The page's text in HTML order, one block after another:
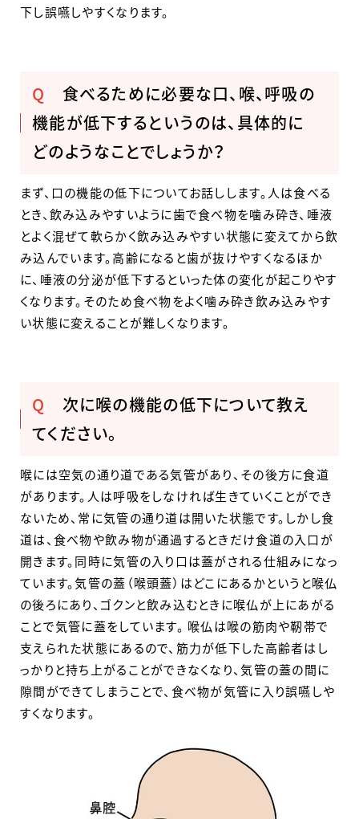
下し誤嚥しやすくなります。
Q 食べるために必要な口、喉、呼吸の
機能が低下するというのは、具体的に
どのようなことでしょうか？
まず、口の機能の低下についてお話しします。人は食べる
とき、飲み込みやすいように歯で食べ物を噛み砕き、唾液
とよく混ぜて軟らかく飲み込みやすい状態に変えてから飲
み込んでいます。高齢になると歯が抜けやすくなるほか
に、唾液の分泌が低下するといった体の変化が起こりやす
くなります。そのため食べ物をよく噛み砕き飲み込みやす
い状態に変えることが難しくなります。
Q 次に喉の機能の低下について教え
てください。
喉には空気の通り道である気管があり、その後方に食道
があります。人は呼吸をしなければ生きていくことができ
ないため、常に気管の通り道は開いた状態です。しかし食
道は、食べ物や飲み物が通過するときだけ食道の入口が
開きます。同時に気管の入り口は蓋がされる仕組みになっ
ています。気管の蓋（喉頭蓋）はどこにあるかというと喉仏
の後ろにあり、ゴクンと飲み込むときに喉仏が上にあがる
ことで気管に蓋をしています。 喉仏は喉の筋肉や靭帯で
支えられた状態にあるので、筋力が低下した高齢者はし
っかりと持ち上がることができなくなり、気管の蓋の間に
隙間ができてしまうことで、食べ物が気管に入り誤嚥しや
すくなります。